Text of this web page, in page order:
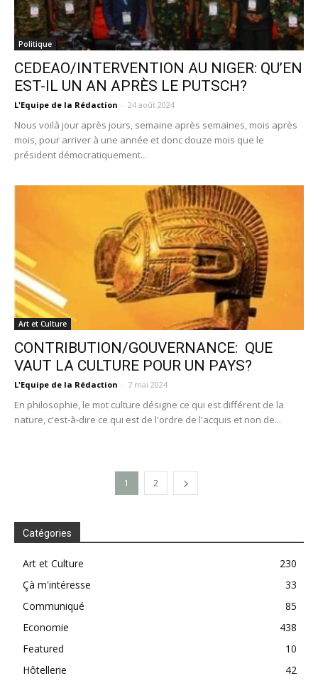
Politique
CEDEAO/INTERVENTION AU NIGER: QU’EN
EST-IL UN AN APRÈS LE PUTSCH?
L'Equipe de la Rédaction - 24 août 2024
Nous voilà jour après jours, semaine après semaines, mois après
mois, pour arriver à une année et donc douze mois que le
président démocratiquement...
Art et Culture
CONTRIBUTION/GOUVERNANCE: QUE
VAUT LA CULTURE POUR UN PAYS?
L'Equipe de la Rédaction - 7 mai 2024
En philosophie, le mot culture désigne ce qui est différent de la
nature, c'est-à-dire ce qui est de l'ordre de l'acquis et non de...
1 2
Catégories
Art et Culture
230
Çà m'intéresse
33
Communiqué
85
Economie
438
Featured
10
Hôtellerie
42